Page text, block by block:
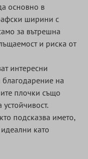
основно в
ширини с
за вътрешна
и риска от
интересни
на
плочки също
подсказва името,
като